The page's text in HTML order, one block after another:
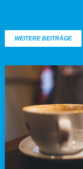
WEITERE BEITRÄGE